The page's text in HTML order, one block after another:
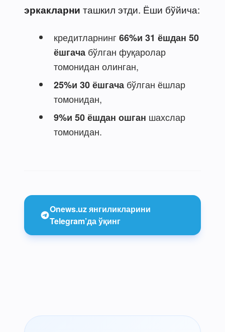
эркакларни ташкил этди. Ёши бўйича:
кредитларнинг 66%и 31 ёшдан 50
ёшгача бўлган фуқаролар
томонидан олинган,
25%и 30 ёшгача бўлган ёшлар
томонидан,
9%и 50 ёшдан ошган шахслар
томонидан.
Onews.uz янгиликларини
Telegram’да ўқинг